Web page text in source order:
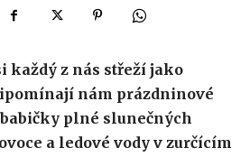
každý z nás střeží jako
nám prázdninové
plné slunečných
a ledové vody v zurčícím